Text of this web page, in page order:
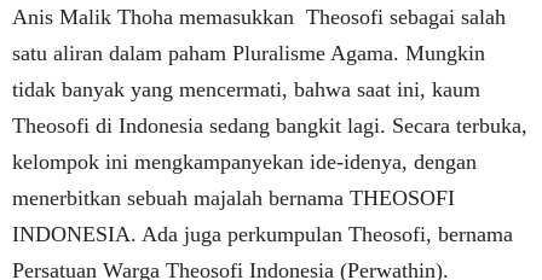
Anis Malik Thoha memasukkan Theosofi sebagai salah
satu aliran dalam paham Pluralisme Agama. Mungkin
tidak banyak yang mencermati, bahwa saat ini, kaum
Theosofi di Indonesia sedang bangkit lagi. Secara terbuka,
kelompok ini mengkampanyekan ide-idenya, dengan
menerbitkan sebuah majalah bernama THEOSOFI
INDONESIA. Ada juga perkumpulan Theosofi, bernama
Persatuan Warga Theosofi Indonesia (Perwathin).